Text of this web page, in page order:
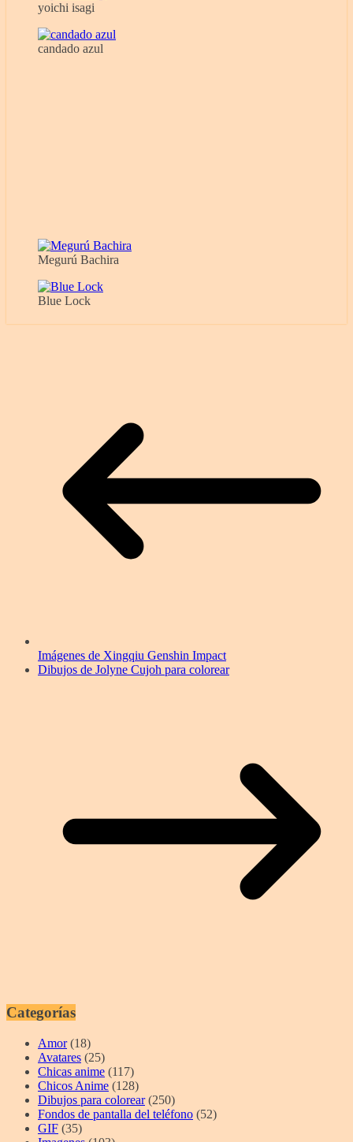
yoichi isagi
candado azul
Megurú Bachira
Blue Lock
Imágenes de Xingqiu Genshin Impact
Dibujos de Jolyne Cujoh para colorear
Categorías
Amor(18)
Avatares (25)
Chicas anime (117)
Chicos Anime (128)
Dibujos para colorear(250)
Fondos de pantalla del teléfono (52)
GIF (35)